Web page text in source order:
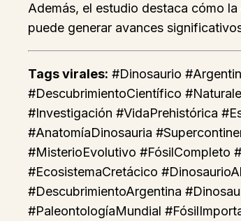
Además, el estudio destaca cómo
puede generar avances
Tags virales: #Dinosaurio
#DescubrimientoCientífico
#Investigación #VidaPrehistórica
#AnatomíaDinosauria
#MisterioEvolutivo #FósilCompleto
#EcosistemaCretácico
#DescubrimientoArgentina
#PaleontologíaMundial